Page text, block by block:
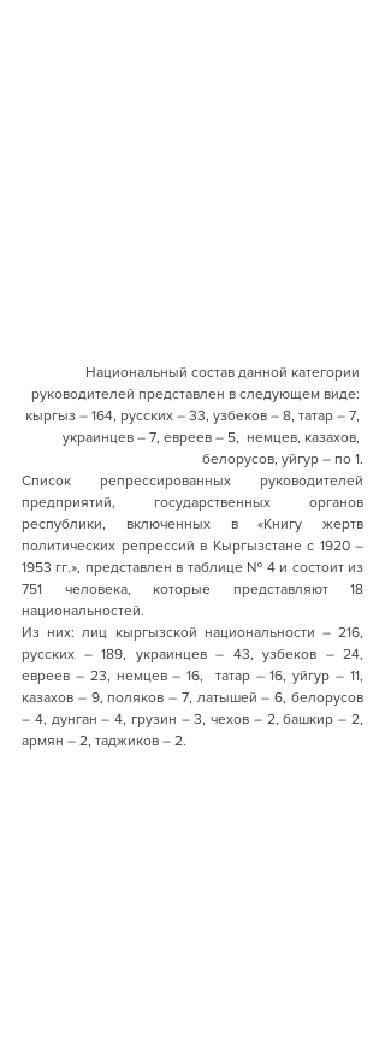
Национальный состав данной категории
руководителей представлен в следующем виде:
кыргыз – 164, русских – 33, узбеков – 8, татар – 7,
украинцев – 7, евреев – 5,  немцев, казахов,
белорусов, уйгур – по 1.
Список репрессированных руководителей
предприятий, государственных органов
республики, включенных в «Книгу жертв
политических репрессий в Кыргызстане с 1920 –
1953 гг.», представлен в таблице № 4 и состоит из
751 человека, которые представляют 18
национальностей.
Из них: лиц кыргызской национальности – 216,
русских – 189, украинцев – 43, узбеков – 24,
евреев – 23, немцев – 16,  татар – 16, уйгур – 11,
казахов – 9, поляков – 7, латышей – 6, белорусов
– 4, дунган – 4, грузин – 3, чехов – 2, башкир – 2,
армян – 2, таджиков – 2.